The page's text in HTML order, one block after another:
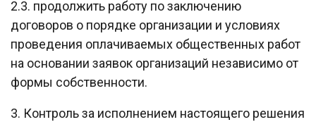
2.3. продолжить работу по заключению
договоров о порядке организации и условиях
проведения оплачиваемых общественных работ
на основании заявок организаций независимо от
формы собственности.
3. Контроль за исполнением настоящего решения